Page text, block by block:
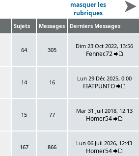
masquer les
rubriques
Sujets Messages Derniers Messages
64 305
Dim 23 Oct 2022, 13:56
Fennec72
14 16
Lun 29 Déc 2025, 0:00
FIATPUNTO
15 77
Mar 31 Juil 2018, 12:13
Homer54
167 866
Lun 06 Juil 2026, 12:43
Homer54